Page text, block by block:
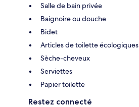
Salle de bain privée
Baignoire ou douche
Bidet
Articles de toilette écologiques
Sèche-cheveux
Serviettes
Papier toilette
Restez connecté